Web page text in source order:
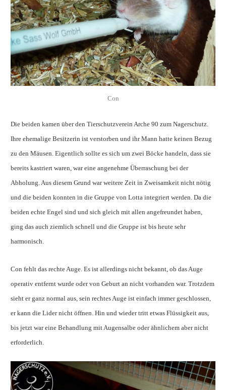
Con
Die beiden kamen über den Tierschutzverein Arche 90 zum Nagerschutz.
Ihre ehemalige Besitzerin ist verstorben und ihr Mann hatte keinen Bezug
zu den Mäusen. Eigentlich sollte es sich um zwei Böcke handeln, dass sie
bereits kastriert waren, war eine angenehme Überraschung bei der
Abholung. Aus diesem Grund war weitere Zeit in Zweisamkeit nicht nötig
und die beiden konnten in die Gruppe von Lotta integriert werden. Da die
beiden echte Engel sind und sich gleich mit allen angefreundet haben,
ging das auch ziemlich schnell und die Gruppe ist bis heute sehr
harmonisch.
Con fehlt das rechte Auge. Es ist allerdings nicht bekannt, ob das Auge
operativ entfernt wurde oder von Geburt an nicht vorhanden war. Trotzdem
sieht er ganz normal aus, sein rechtes Auge ist einfach immer geschlossen,
er kann die Lider nicht öffnen. Hin und wieder tritt etwas Flüssigkeit aus,
bis jetzt war eine Behandlung mit Augensalbe oder ähnlichem aber nicht
erforderlich.